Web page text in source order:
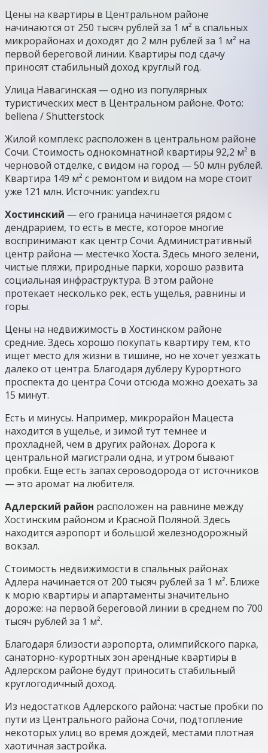
Цены на квартиры в Центральном районе
начинаются от 250 тысяч рублей за 1 м² в спальных
микрорайонах и доходят до 2 млн рублей за 1 м² на
первой береговой линии. Квартиры под сдачу
приносят стабильный доход круглый год.
Улица Навагинская — одно из популярных
туристических мест в Центральном районе. Фото:
bellena / Shutterstock
Жилой комплекс расположен в центральном районе
Сочи. Стоимость однокомнатной квартиры 92,2 м² в
черновой отделке, с видом на город — 50 млн рублей.
Квартира 149 м² с ремонтом и видом на море стоит
уже 121 млн. Источник: yandex.ru
Хостинский — его граница начинается рядом с
дендрарием, то есть в месте, которое многие
воспринимают как центр Сочи. Административный
центр района — местечко Хоста. Здесь много зелени,
чистые пляжи, природные парки, хорошо развита
социальная инфраструктура. В этом районе
протекает несколько рек, есть ущелья, равнины и
горы.
Цены на недвижимость в Хостинском районе
средние. Здесь хорошо покупать квартиру тем, кто
ищет место для жизни в тишине, но не хочет уезжать
далеко от центра. Благодаря дублеру Курортного
проспекта до центра Сочи отсюда можно доехать за
15 минут.
Есть и минусы. Например, микрорайон Мацеста
находится в ущелье, и зимой тут темнее и
прохладней, чем в других районах. Дорога к
центральной магистрали одна, и утром бывают
пробки. Еще есть запах сероводорода от источников
— это аромат на любителя.
Адлерский район расположен на равнине между
Хостинским районом и Красной Поляной. Здесь
находится аэропорт и большой железнодорожный
вокзал.
Стоимость недвижимости в спальных районах
Адлера начинается от 200 тысяч рублей за 1 м². Ближе
к морю квартиры и апартаменты значительно
дороже: на первой береговой линии в среднем по 700
тысяч рублей за 1 м².
Благодаря близости аэропорта, олимпийского парка,
санаторно-курортных зон арендные квартиры в
Адлерском районе будут приносить стабильный
круглогодичный доход.
Из недостатков Адлерского района: частые пробки по
пути из Центрального района Сочи, подтопление
некоторых улиц во время дождей, местами плотная
хаотичная застройка.